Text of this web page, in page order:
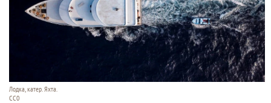
Лодка, катер. Яхта.
CC0